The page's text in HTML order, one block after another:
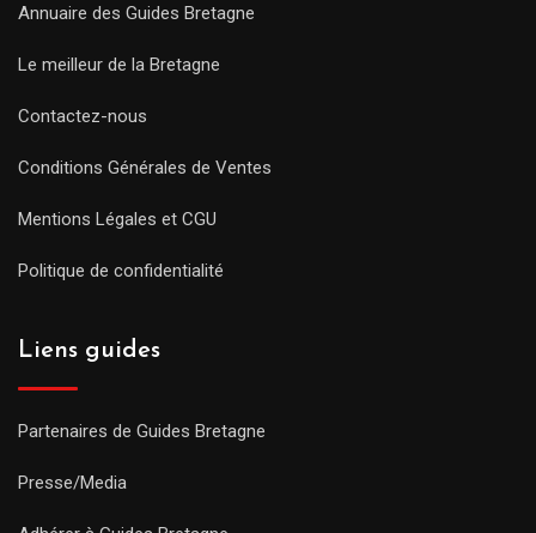
Annuaire des Guides Bretagne
Le meilleur de la Bretagne
Contactez-nous
Conditions Générales de Ventes
Mentions Légales et CGU
Politique de confidentialité
Liens guides
Partenaires de Guides Bretagne
Presse/Media